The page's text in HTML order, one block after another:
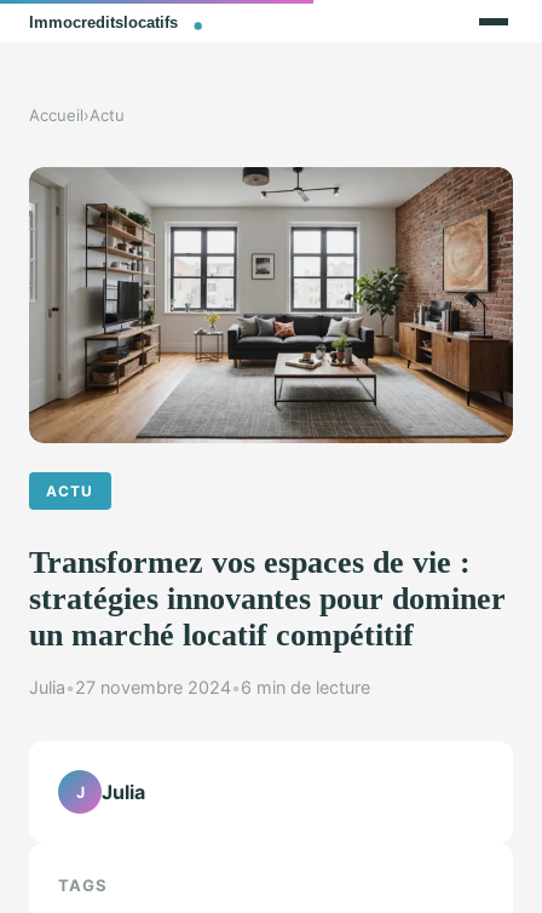
Accueil›Actu
ACTU
Transformez vos espaces de vie :
stratégies innovantes pour dominer
un marché locatif compétitif
Julia•27 novembre 2024•6 min de lecture
J Julia
TAGS